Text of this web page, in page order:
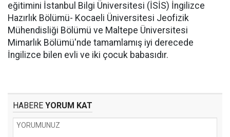
eğitimini İstanbul Bilgi Üniversitesi (İSİS) İngilizce
Hazırlık Bölümü- Kocaeli Üniversitesi Jeofizik
Mühendisliği Bölümü ve Maltepe Üniversitesi
Mimarlık Bölümü'nde tamamlamış iyi derecede
İngilizce bilen evli ve iki çocuk babasıdır.
HABERE YORUM KAT